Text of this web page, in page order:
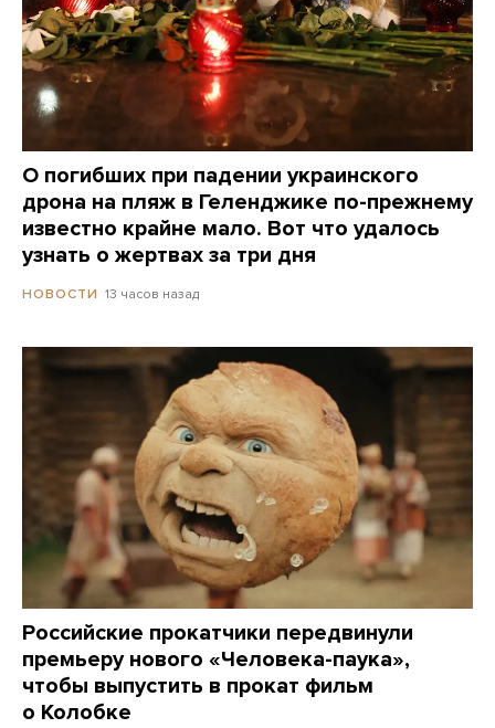
О погибших при падении украинского
дрона на пляж в Геленджике по-прежнему
известно крайне мало. Вот что удалось
узнать о жертвах за три дня
НОВОСТИ 13 часов назад
Российские прокатчики передвинули
премьеру нового «Человека-паука»,
чтобы выпустить в прокат фильм
о Колобке